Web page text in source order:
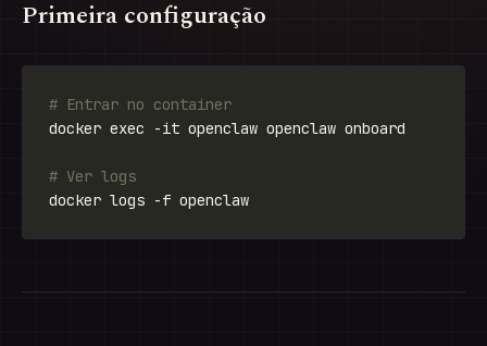
Primeira configuração
# Entrar no container
# Ver logs